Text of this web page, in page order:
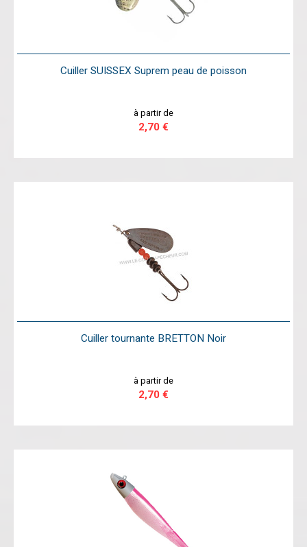
Cuiller SUISSEX Suprem peau de poisson
à partir de
2,70 €
Cuiller tournante BRETTON Noir
à partir de
2,70 €